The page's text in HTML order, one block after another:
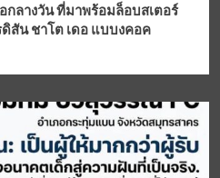
ลางวัน ที่มาพร้อมล็อบสเตอร์
สัน ชาโต เดอ แบบงคอค